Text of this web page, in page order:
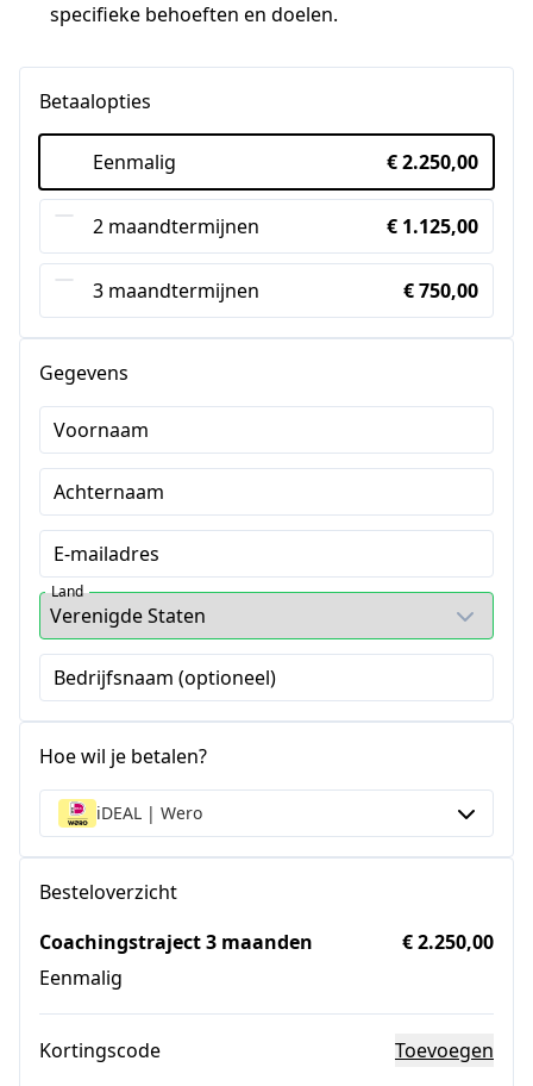
specifieke behoeften en doelen.
Betaalopties
Eenmalig € 2.250,00
2 maandtermijnen € 1.125,00
3 maandtermijnen € 750,00
Gegevens
Voornaam
Achternaam
E-mailadres
Land
Bedrijfsnaam (optioneel)
Hoe wil je betalen?
iDEAL | Wero
Besteloverzicht
Coachingstraject 3 maanden
Eenmalig
€ 2.250,00
Kortingscode Toevoegen